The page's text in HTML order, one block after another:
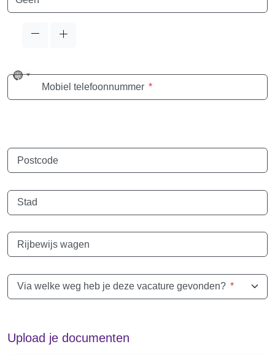
No
countryMobiel telefoonnummer *
Postcode
Stad
Rijbewijs wagen
Via welke weg heb je deze vacature gevonden? *
Upload je documenten